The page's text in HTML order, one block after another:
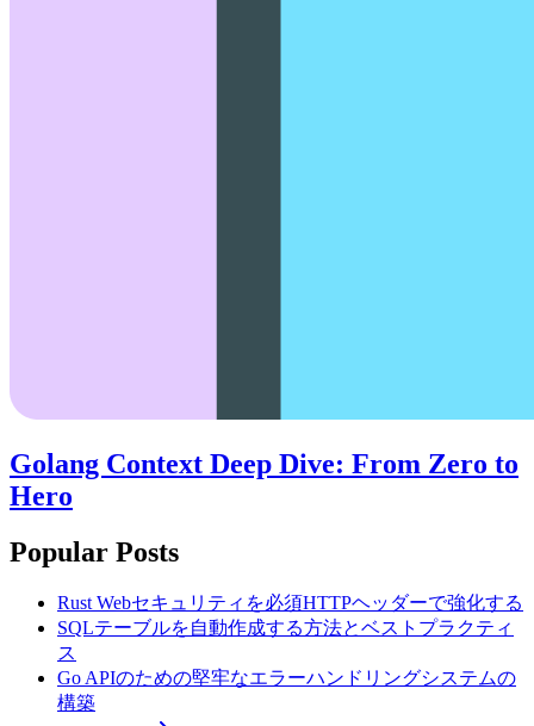
Golang Context Deep Dive: From Zero to
Hero
Popular Posts
Rust Webセキュリティを必須HTTPヘッダーで強化する
SQLテーブルを自動作成する方法とベストプラクティ
ス
Go APIのための堅牢なエラーハンドリングシステムの
構築